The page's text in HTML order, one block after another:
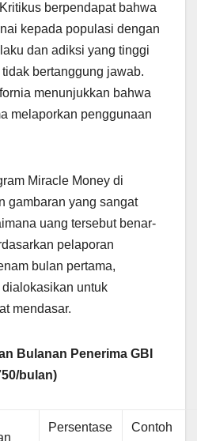
berpendapat bahwa
kepada populasi dengan
dan adiksi yang tinggi
bertanggung jawab.
menunjukkan bahwa
melaporkan penggunaan
Miracle Money di
gambaran yang sangat
uang tersebut benar-
pelaporan
bulan pertama,
untuk
mendasar.
Bulanan Penerima GBI
bulan)
Persentase Contoh